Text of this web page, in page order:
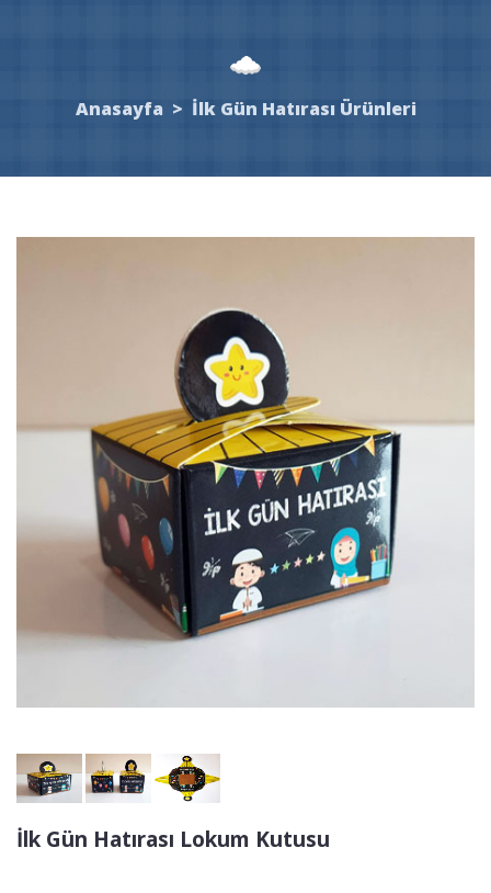
Anasayfa > İlk Gün Hatırası Ürünleri
İlk Gün Hatırası Lokum Kutusu